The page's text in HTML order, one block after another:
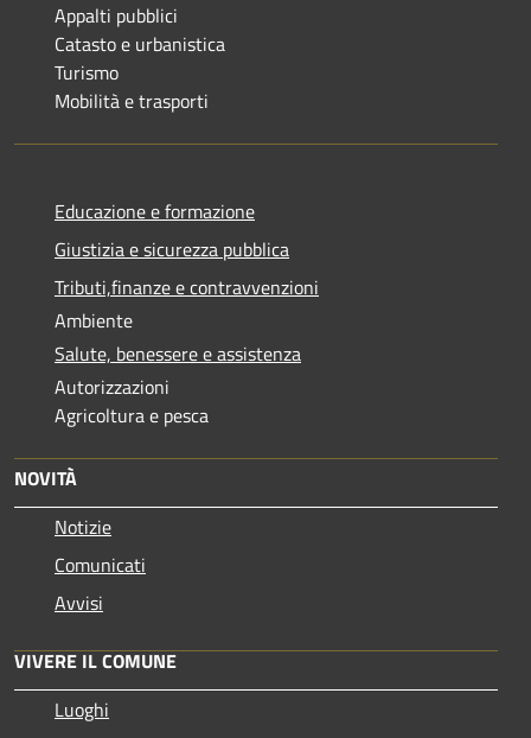
Appalti pubblici
Catasto e urbanistica
Turismo
Mobilità e trasporti
Educazione e formazione
Giustizia e sicurezza pubblica
Tributi,finanze e contravvenzioni
Ambiente
Salute, benessere e assistenza
Autorizzazioni
Agricoltura e pesca
NOVITÀ
Notizie
Comunicati
Avvisi
VIVERE IL COMUNE
Luoghi